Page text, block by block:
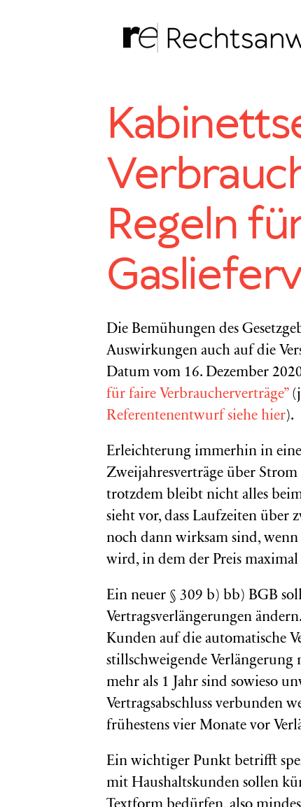
Regeln
Die Bemühungen des
Auswirkungen auch auf die
Datum vom 16. Dezember
für faire Verbraucherverträge”
Referentenentwurf siehe hier).
Erleichterung immerhin in
Zweijahresverträge über
trotzdem bleibt nicht alles
sieht vor, dass Laufzeiten über
noch dann wirksam sind,
wird, in dem der Preis
Ein neuer § 309 b) bb) BGB
Vertragsverlängerungen
Kunden auf die automatische
stillschweigende Verlängerung
mehr als 1 Jahr sind sowieso
Vertragsabschluss verbunden
frühestens vier Monate vor
Ein wichtiger Punkt betrifft
mit Haushaltskunden sollen